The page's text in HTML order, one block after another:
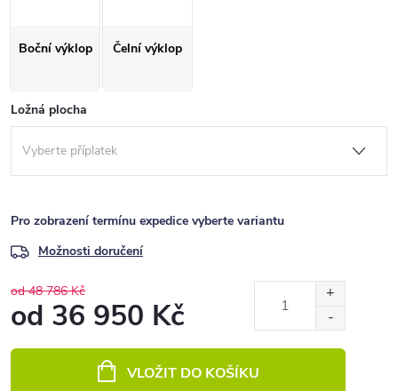
Boční výklop Čelní výklop
Ložná plocha
Pro zobrazení termínu expedice vyberte variantu
Možnosti doručení
od 48 786 Kč
od 36 950 Kč
VLOŽIT DO KOŠÍKU